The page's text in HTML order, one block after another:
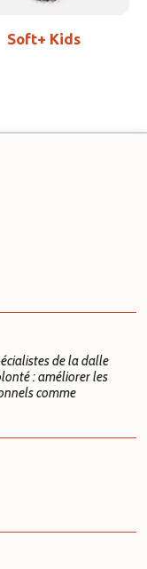
Soft+ Kids
de la dalle
: améliorer les
comme